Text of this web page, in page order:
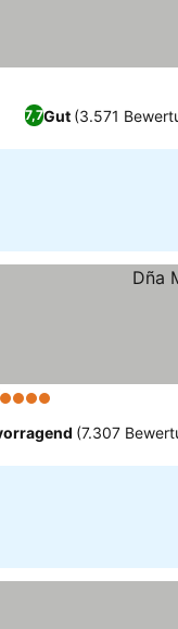
7,7Gut (3.571
4 Sterne
(7.307